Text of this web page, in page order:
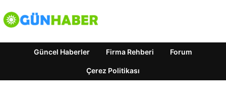
Güncel Haberler Firma Rehberi Forum
Çerez Politikası